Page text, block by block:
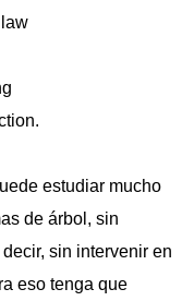
estudiar mucho
de árbol, sin
sin intervenir en
eso tenga que